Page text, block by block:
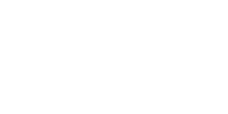
- eine ca. 110qm große